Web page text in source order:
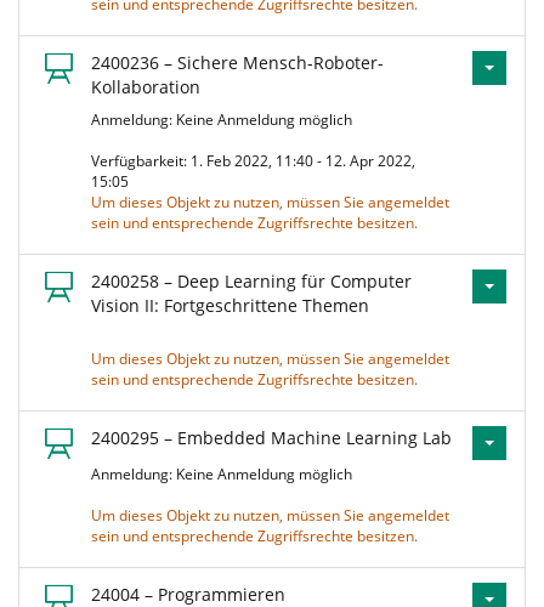
sein und entsprechende Zugriffsrechte besitzen.
2400236 – Sichere Mensch-Roboter-
Kollaboration
Anmeldung: Keine Anmeldung möglich
Verfügbarkeit: 1. Feb 2022, 11:40 - 12. Apr 2022,
15:05
Um dieses Objekt zu nutzen, müssen Sie angemeldet
sein und entsprechende Zugriffsrechte besitzen.
2400258 – Deep Learning für Computer
Vision II: Fortgeschrittene Themen
Um dieses Objekt zu nutzen, müssen Sie angemeldet
sein und entsprechende Zugriffsrechte besitzen.
2400295 – Embedded Machine Learning Lab
Anmeldung: Keine Anmeldung möglich
Um dieses Objekt zu nutzen, müssen Sie angemeldet
sein und entsprechende Zugriffsrechte besitzen.
24004 – Programmieren